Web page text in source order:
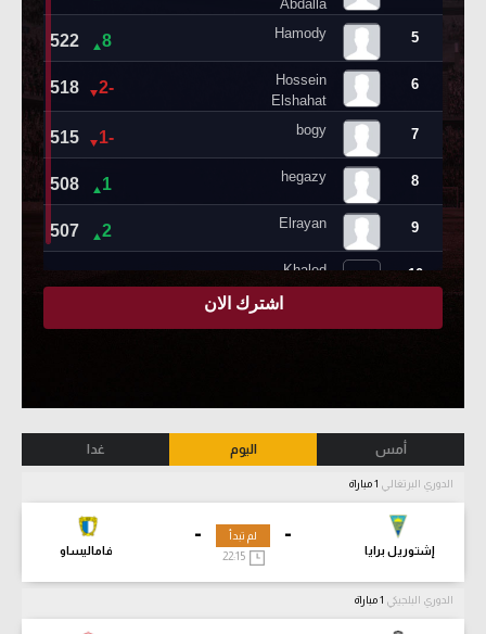
أمس اليوم غدا
الدوري البرتغالي
-
إشتوريل برايا
-
فاماليساو
لم تبدأ
22:15
الدوري البلجيكي